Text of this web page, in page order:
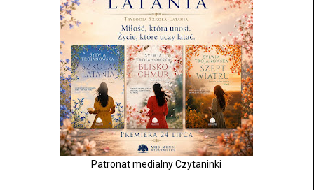
Patronat medialny Czytaninki